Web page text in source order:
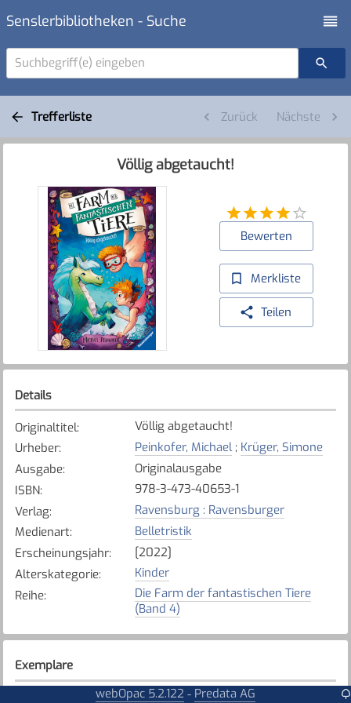
Senslerbibliotheken - Suche
Suchbegriff(e) eingeben
Trefferliste Zurück Nächste
Völlig abgetaucht!
Bewerten
Merkliste
Teilen
Details
Originaltitel:
Völlig abgetaucht!
Urheber: Peinkofer, Michael; Krüger, Simone
Ausgabe:
Originalausgabe
ISBN:
978-3-473-40653-1
Verlag:
Ravensburg : Ravensburger
Medienart:
Belletristik
Erscheinungsjahr:
[2022]
Alterskategorie:
Kinder
Reihe:
Die Farm der fantastischen Tiere
(Band 4)
Exemplare
webOpac 5.2.122 - Predata AG